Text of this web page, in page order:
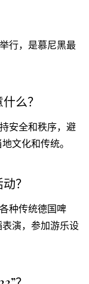
行，是慕尼黑最
么？
安全和秩序，避
文化和传统。
？
种传统德国啤
演，参加游乐设